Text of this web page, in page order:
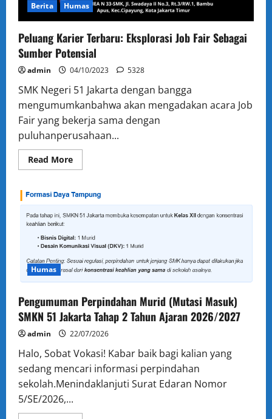
Berita Humas
Peluang Karier Terbaru: Eksplorasi Job Fair Sebagai
Sumber Potensial
admin 04/10/2023 5328
SMK Negeri 51 Jakarta dengan bangga
mengumumkanbahwa akan mengadakan acara Job
Fair yang bekerja sama dengan
puluhanperusahaan...
Read MoreRead
more
Karier
Terbaru:
Job
Sebagai
Sumber
Potensial
Humas
Pengumuman Perpindahan Murid (Mutasi Masuk)
SMKN 51 Jakarta Tahap 2 Tahun Ajaran 2026/2027
admin 22/07/2026
Halo, Sobat Vokasi! Kabar baik bagi kalian yang
sedang mencari informasi perpindahan
sekolah.Menindaklanjuti Surat Edaran Nomor
5/SE/2026,...